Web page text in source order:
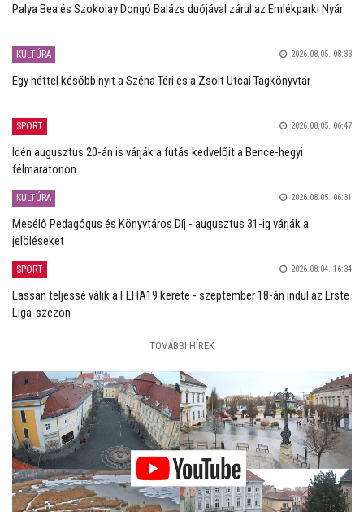
Palya Bea és Szokolay Dongó Balázs duójával zárul az Emlékparki Nyár
KULTÚRA 2026.08.05. 08:33
Egy héttel később nyit a Széna Téri és a Zsolt Utcai Tagkönyvtár
SPORT 2026.08.05. 06:47
Idén augusztus 20-án is várják a futás kedvelőit a Bence-hegyi
félmaratonon
KULTÚRA 2026.08.05. 06:31
Mesélő Pedagógus és Könyvtáros Díj - augusztus 31-ig várják a
jelöléseket
SPORT 2026.08.04. 16:34
Lassan teljessé válik a FEHA19 kerete - szeptember 18-án indul az Erste
Liga-szezon
TOVÁBBI HÍREK